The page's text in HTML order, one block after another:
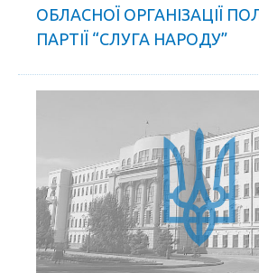
ОБЛАСНОЇ ОРГАНІЗАЦІЇ
ПАРТІЇ “СЛУГА НАРОДУ”